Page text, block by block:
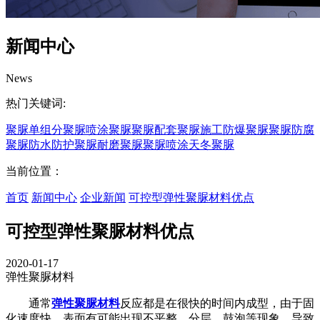
新闻中心
News
热门关键词:
聚脲单组分聚脲喷涂聚脲聚脲配套聚脲施工防爆聚脲聚脲防腐
聚脲防水防护聚脲耐磨聚脲聚脲喷涂天冬聚脲
当前位置：
首页 新闻中心 企业新闻 可控型弹性聚脲材料优点
可控型弹性聚脲材料优点
2020-01-17
弹性聚脲材料
通常弹性聚脲材料反应都是在很快的时间内成型，由于固